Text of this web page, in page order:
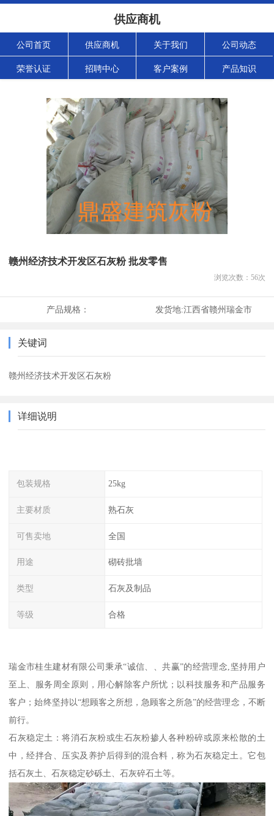
供应商机
公司首页 供应商机 关于我们 公司动态
荣誉认证 招聘中心 客户案例 产品知识
赣州经济技术开发区石灰粉 批发零售
浏览次数： 56次
产品规格： 发货地:江西省赣州瑞金市
关键词
赣州经济技术开发区石灰粉
详细说明
包装规格 25kg
主要材质 熟石灰
可售卖地 全国
用途 砌砖批墙
类型 石灰及制品
等级 合格
瑞金市桂生建材有限公司秉承“诚信、、共赢”的经营理念,坚持用户
至上、服务周全原则，用心解除客户所忧；以科技服务和产品服务
客户；始终坚持以“想顾客之所想，急顾客之所急”的经营理念，不断
前行。
石灰稳定土：将消石灰粉或生石灰粉掺人各种粉碎或原来松散的土
中，经拌合、压实及养护后得到的混合料，称为石灰稳定土。它包
括石灰土、石灰稳定砂砾土、石灰碎石土等。